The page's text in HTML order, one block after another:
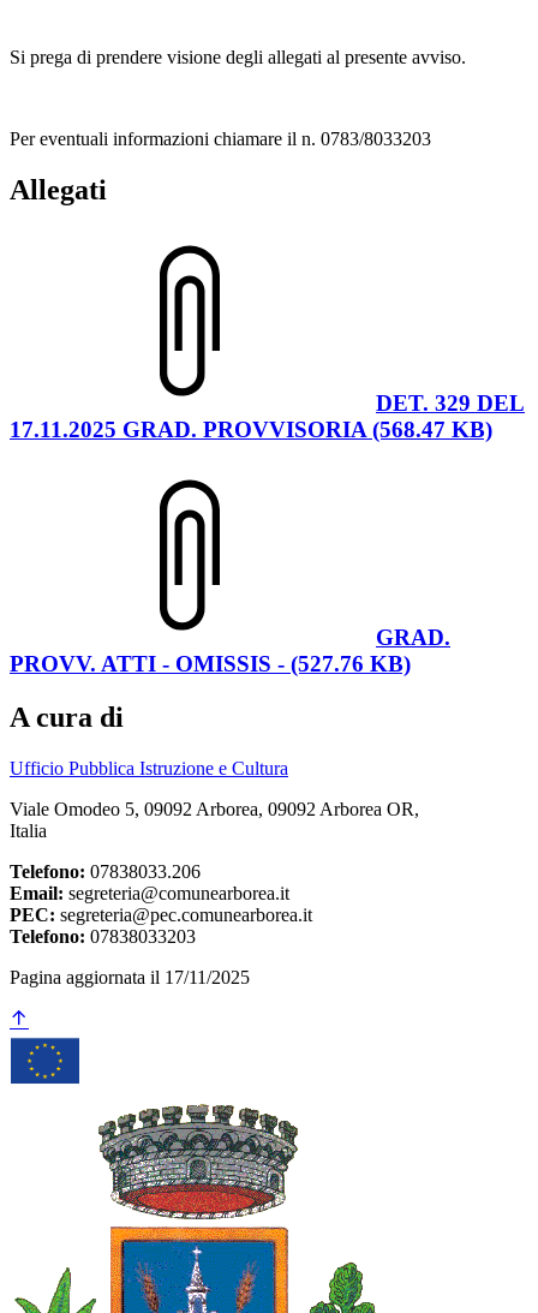
Si prega di prendere visione degli allegati al presente avviso.
Per eventuali informazioni chiamare il n. 0783/8033203
Allegati
DET. 329 DEL
17.11.2025 GRAD. PROVVISORIA (568.47 KB)
GRAD.
PROVV. ATTI - OMISSIS - (527.76 KB)
A cura di
Ufficio Pubblica Istruzione e Cultura
Viale Omodeo 5, 09092 Arborea, 09092 Arborea OR,
Italia
Telefono: 07838033.206
Email: segreteria@comunearborea.it
PEC: segreteria@pec.comunearborea.it
Telefono: 07838033203
Pagina aggiornata il 17/11/2025